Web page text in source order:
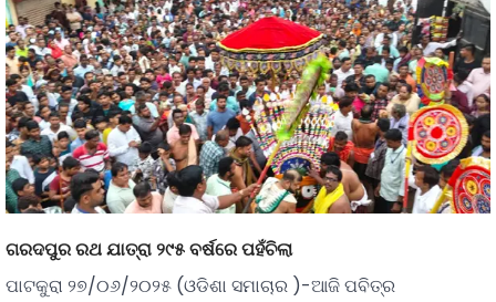
ଗରଦପୁର ରଥ ଯାତ୍ରା ୨୯୫ ବର୍ଷରେ ପହଁଚିଲା
ପାଟକୁରା ୨୭/୦୬/୨୦୨୫ (ଓଡିଶା ସମାଚାର )-ଆଜି ପବିତ୍ର